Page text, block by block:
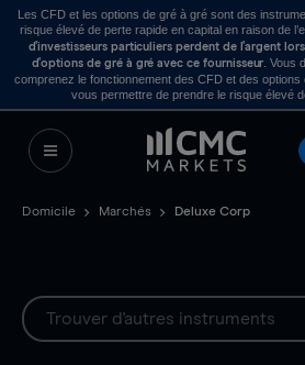
Les CFD et les options de gré à gré sont des
risque élevé de perte rapide en capital en raison de
d’investisseurs particuliers perdent de l’argent
d’options de gré à gré avec ce fournisseur .
comprenez le fonctionnement des CFD et des
vous permettre de prendre le risque élevé
Domicile Marchés Deluxe Corp